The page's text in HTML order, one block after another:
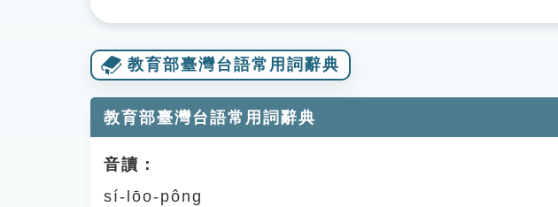
教育部臺灣台語常用詞辭典
教育部臺灣台語常用詞辭典
音讀：
sí-lōo-pông